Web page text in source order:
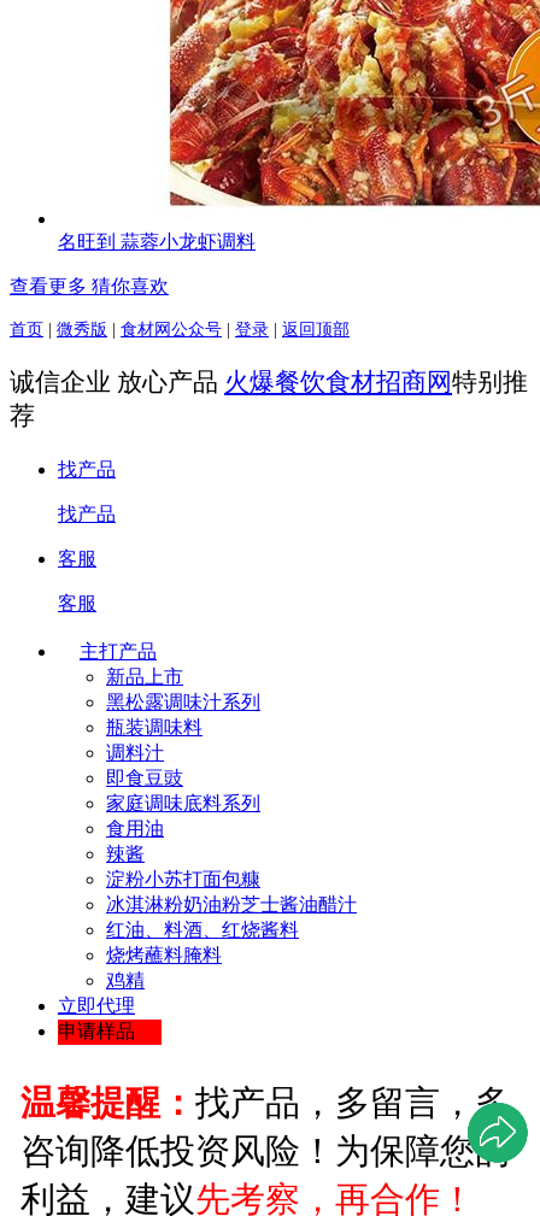
名旺到 蒜蓉小龙虾调料
查看更多 猜你喜欢
首页 | 微秀版 | 食材网公众号 | 登录 | 返回顶部
诚信企业 放心产品 火爆餐饮食材招商网特别推
荐
找产品
找产品
客服
客服
主打产品
新品上市
黑松露调味汁系列
瓶装调味料
调料汁
即食豆豉
家庭调味底料系列
食用油
辣酱
淀粉小苏打面包糠
冰淇淋粉奶油粉芝士酱油醋汁
红油、料酒、红烧酱料
烧烤蘸料腌料
鸡精
立即代理
申请样品
温馨提醒： 找产品，多留言，多
咨询降低投资风险！为保障您的
利益，建议先考察，再合作！